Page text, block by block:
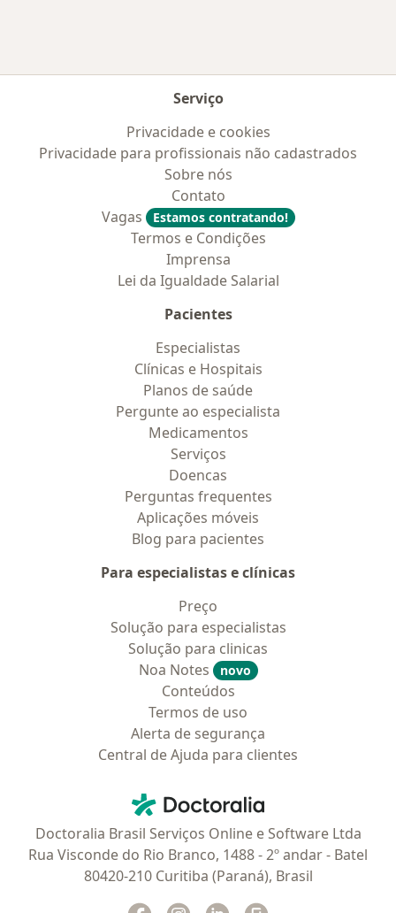
Serviço
Privacidade e cookies
Privacidade para profissionais não cadastrados
Sobre nós
Contato
Vagas
Estamos contratando!
Termos e Condições
Imprensa
Lei da Igualdade Salarial
Pacientes
Especialistas
Clínicas e Hospitais
Planos de saúde
Pergunte ao especialista
Medicamentos
Serviços
Doencas
Perguntas frequentes
Aplicações móveis
Blog para pacientes
Para especialistas e clínicas
Preço
Solução para especialistas
Solução para clinicas
Noa Notes
novo
Conteúdos
Termos de uso
Alerta de segurança
Central de Ajuda para clientes
Doctoralia - Homepage
Doctoralia Brasil Serviços Online e Software Ltda
Rua Visconde do Rio Branco, 1488 - 2º andar - Batel
80420-210 Curitiba (Paraná), Brasil